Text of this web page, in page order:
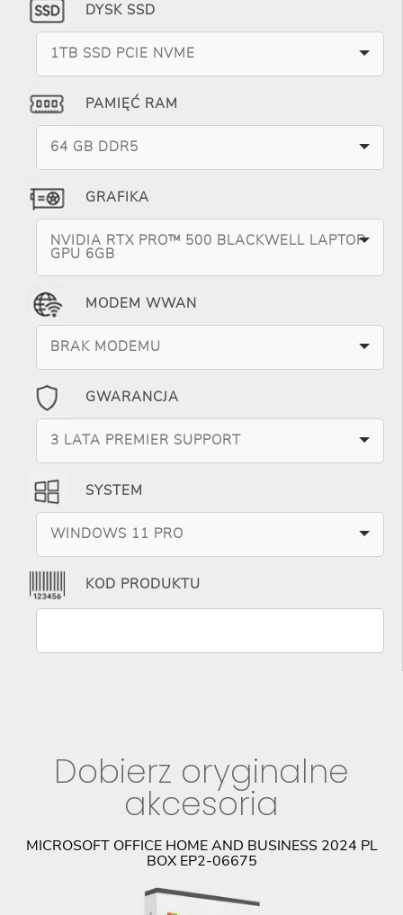
DYSK SSD
1TB SSD PCIE NVME
PAMIĘĆ RAM
64 GB DDR5
GRAFIKA
NVIDIA RTX PRO™ 500 BLACKWELL LAPTOP
GPU 6GB
MODEM WWAN
BRAK MODEMU
GWARANCJA
3 LATA PREMIER SUPPORT
SYSTEM
WINDOWS 11 PRO
KOD PRODUKTU
Dobierz oryginalne
akcesoria
MICROSOFT OFFICE HOME AND BUSINESS 2024 PL
BOX EP2-06675